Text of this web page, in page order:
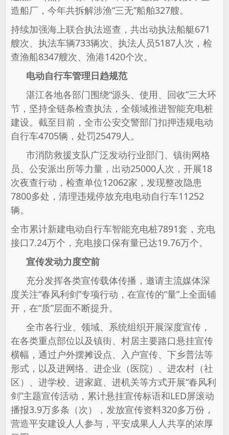
造船厂，今年共拆解涉渔“三无”船舶327艘。
持续加强海上联合执法巡查，共出动执法船艇671
艘次、执法车辆733辆次、执法人员5187人次，检
查渔船8347艘次、渔港1420个次。
电动自行车管理日趋规范
湛江各地各部门围绕“源头、使用、回收”三大环
节，坚持全链条检查执法，全领域推进智能充电桩
建设。截至目前，全市公安交警部门扣押违规电动
自行车4705辆，处罚25479人。
市消防救援支队广泛发动行业部门、镇街网格
员、公安派出所等力量，出动25000人次，开展18
次夜查行动，检查单位12062家，发现整改隐患
7800多处，清理违规停放充电电动自行车11252
辆。
全市累计新建电动自行车智能充电桩7891套，充电
接口7.24万个，充电接口保有量已达19.76万个。
宣传发动力度空前
充分发挥各类宣传载体传播，邀请主流媒体深
度关注“春风利剑”专项行动，在宣传的“量”上全面铺
开，在“质”层面不断提升。
全市各行业、领域、系统组织开展深度宣传，
在各类重点部位以及镇街、村居主要路口悬挂宣传
横幅，通过户外摆摊设点、入户宣传、下乡普法等
形式，以及进网络、进企业（医院）、进农村（社
区）、进学校、进家庭、进机关等方式开展“春风利
剑”主题宣传活动，累计悬挂宣传标语和LED屏滚动
播报3.9万多条（次），发放宣传资料320多万份，
营造平安建设人人参与，平安成果人人共享的浓厚